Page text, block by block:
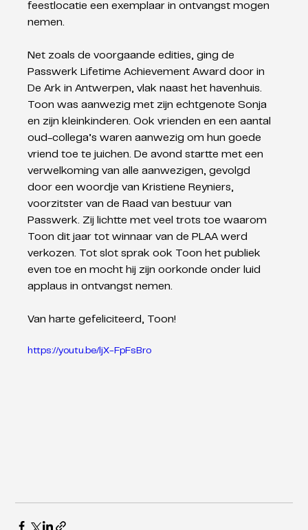
feestlocatie een exemplaar in ontvangst mogen
nemen.
Net zoals de voorgaande edities, ging de
Passwerk Lifetime Achievement Award door in
De Ark in Antwerpen, vlak naast het havenhuis.
Toon was aanwezig met zijn echtgenote Sonja
en zijn kleinkinderen. Ook vrienden en een aantal
oud-collega’s waren aanwezig om hun goede
vriend toe te juichen. De avond startte met een
verwelkoming van alle aanwezigen, gevolgd
door een woordje van Kristiene Reyniers,
voorzitster van de Raad van bestuur van
Passwerk. Zij lichtte met veel trots toe waarom
Toon dit jaar tot winnaar van de PLAA werd
verkozen. Tot slot sprak ook Toon het publiek
even toe en mocht hij zijn oorkonde onder luid
applaus in ontvangst nemen.
Van harte gefeliciteerd, Toon!
https://youtu.be/ljX-FpFsBro